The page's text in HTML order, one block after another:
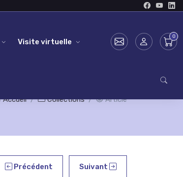
Visite virtuelle
Accueil Collections Article
Précédent Suivant